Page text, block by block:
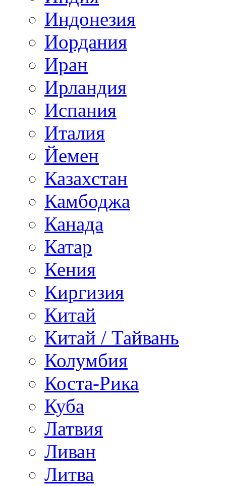
Индонезия
Иордания
Иран
Ирландия
Испания
Италия
Йемен
Казахстан
Камбоджа
Канада
Катар
Кения
Киргизия
Китай
Китай / Тайвань
Колумбия
Коста-Рика
Куба
Латвия
Ливан
Литва